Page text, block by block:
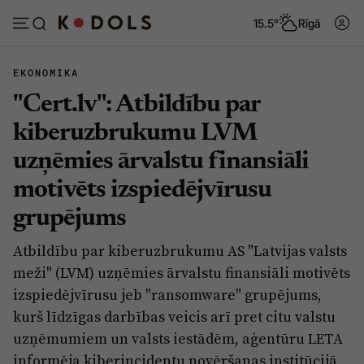
15.5° Rīgā
Abonēt Pieslēgties
Ziņas
Politika
Pašvaldības
Veselība
Ģimene
Vide
Tēmas
Viedokļi
Krimināli
Izklaide
Sarunas
EKONOMIKA
"Cert.lv": Atbildību par
kiberuzbrukumu LVM
uzņēmies ārvalstu finansiāli
motivēts izspiedējvīrusu
grupējums
Atbildību par kiberuzbrukumu AS "Latvijas valsts
meži" (LVM) uzņēmies ārvalstu finansiāli motivēts
izspiedējvīrusu jeb "ransomware" grupējums,
kurš līdzīgas darbības veicis arī pret citu valstu
uzņēmumiem un valsts iestādēm, aģentūru LETA